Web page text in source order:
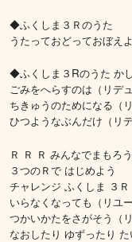
◆ふくしま３Ｒのうた
うたっておどっておぼえ
◆ふくしま３Rのうた かし
ごみをへらすのは（リデ
ちきゅうのためになる（
ひつようなぶんだけ（リ
Ｒ Ｒ Ｒ みんなでまもろう
３つのＲで はじめよう
チャレンジ ふくしま ３Ｒ
いらなくなっても（リユ
つかいかたをさがそう（
なおしたり ゆずったり た